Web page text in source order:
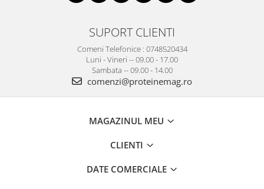
SUPORT CLIENTI
Comeni Telefonice : 0748520434
Luni - Vineri -- 09.00 - 17.00
Sambata -- 09.00 - 14.00
comenzi@proteinemag.ro
MAGAZINUL MEU
CLIENTI
DATE COMERCIALE